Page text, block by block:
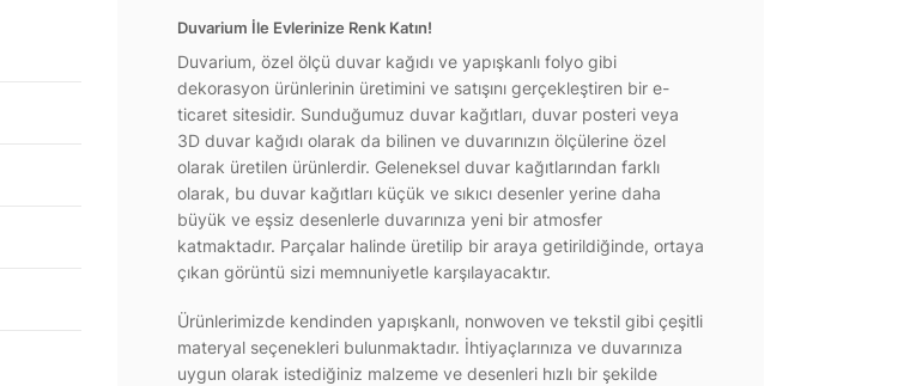
Duvarium İle Evlerinize Renk Katın!
Duvarium, özel ölçü duvar kağıdı ve yapışkanlı folyo gibi
dekorasyon ürünlerinin üretimini ve satışını gerçekleştiren bir e-
ticaret sitesidir. Sunduğumuz duvar kağıtları, duvar posteri veya
3D duvar kağıdı olarak da bilinen ve duvarınızın ölçülerine özel
olarak üretilen ürünlerdir. Geleneksel duvar kağıtlarından farklı
olarak, bu duvar kağıtları küçük ve sıkıcı desenler yerine daha
büyük ve eşsiz desenlerle duvarınıza yeni bir atmosfer
katmaktadır. Parçalar halinde üretilip bir araya getirildiğinde, ortaya
çıkan görüntü sizi memnuniyetle karşılayacaktır.
Ürünlerimizde kendinden yapışkanlı, nonwoven ve tekstil gibi çeşitli
materyal seçenekleri bulunmaktadır. İhtiyaçlarınıza ve duvarınıza
uygun olarak istediğiniz malzeme ve desenleri hızlı bir şekilde